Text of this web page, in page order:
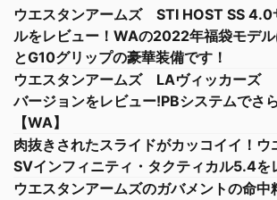
ウエスタンアームズ STI HOST SS 4.0
ルをレビュー！WAの2022年福袋モデ
とG10グリップの豪華装備です！
ウエスタンアームズ LAヴィッカーズ
バージョンをレビュー!PBシステムでさ
【WA】
肉抜きされたスライドがカッコイイ！ウ
SVインフィニティ・タクティカル5.4を
ウエスタンアームズのガバメントの命中